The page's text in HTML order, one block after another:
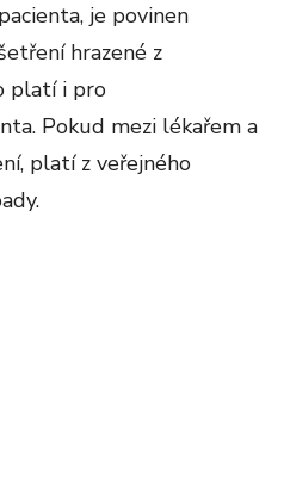
je povinen
hrazené z
platí i pro
Pokud mezi lékařem a
platí z veřejného